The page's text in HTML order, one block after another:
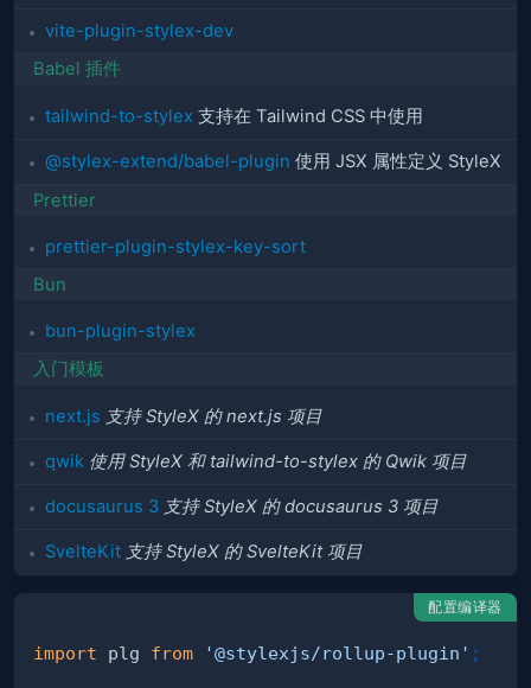
vite-plugin-stylex-dev
Babel 插件
tailwind-to-stylex 支持在 Tailwind CSS 中使用
@stylex-extend/babel-plugin 使用 JSX 属性定义 StyleX
Prettier
prettier-plugin-stylex-key-sort
Bun
bun-plugin-stylex
入门模板
next.js 支持 StyleX 的 next.js 项目
qwik 使用 StyleX 和 tailwind-to-stylex 的 Qwik 项目
docusaurus 3 支持 StyleX 的 docusaurus 3 项目
SvelteKit 支持 StyleX 的 SvelteKit 项目
配置编译器
import plg from '@stylexjs/rollup-plugin' ;